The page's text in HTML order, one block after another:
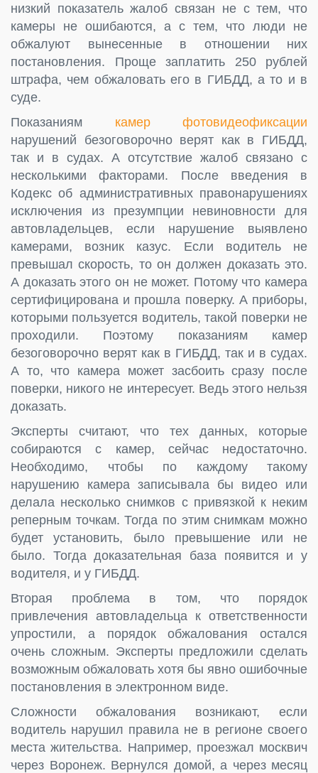
низкий показатель жалоб связан не с тем, что
камеры не ошибаются, а с тем, что люди не
обжалуют вынесенные в отношении них
постановления. Проще заплатить 250 рублей
штрафа, чем обжаловать его в ГИБДД, а то и в
суде.
Показаниям камер фотовидеофиксации
нарушений безоговорочно верят как в ГИБДД,
так и в судах. А отсутствие жалоб связано с
несколькими факторами. После введения в
Кодекс об административных правонарушениях
исключения из презумпции невиновности для
автовладельцев, если нарушение выявлено
камерами, возник казус. Если водитель не
превышал скорость, то он должен доказать это.
А доказать этого он не может. Потому что камера
сертифицирована и прошла поверку. А приборы,
которыми пользуется водитель, такой поверки не
проходили. Поэтому показаниям камер
безоговорочно верят как в ГИБДД, так и в судах.
А то, что камера может засбоить сразу после
поверки, никого не интересует. Ведь этого нельзя
доказать.
Эксперты считают, что тех данных, которые
собираются с камер, сейчас недостаточно.
Необходимо, чтобы по каждому такому
нарушению камера записывала бы видео или
делала несколько снимков с привязкой к неким
реперным точкам. Тогда по этим снимкам можно
будет установить, было превышение или не
было. Тогда доказательная база появится и у
водителя, и у ГИБДД.
Вторая проблема в том, что порядок
привлечения автовладельца к ответственности
упростили, а порядок обжалования остался
очень сложным. Эксперты предложили сделать
возможным обжаловать хотя бы явно ошибочные
постановления в электронном виде.
Сложности обжалования возникают, если
водитель нарушил правила не в регионе своего
места жительства. Например, проезжал москвич
через Воронеж. Вернулся домой, а через месяц